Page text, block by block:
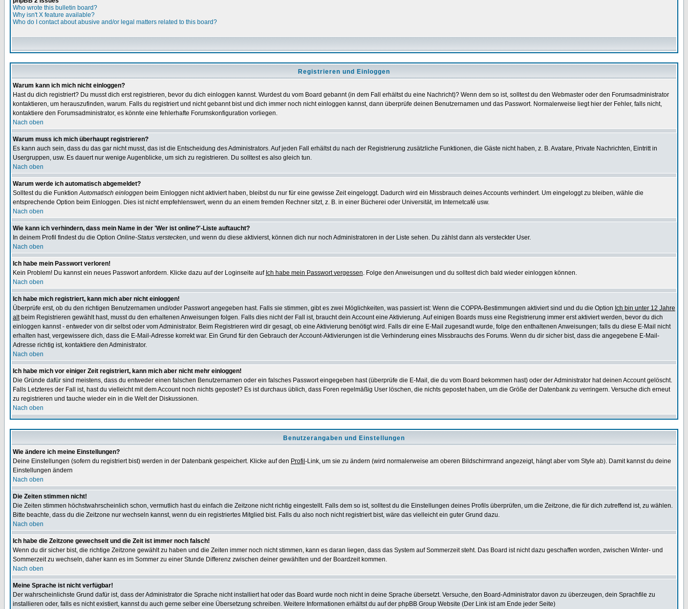
Who wrote this bulletin board?
Why isn't X feature available?
Who do I contact about abusive and/or legal matters related to this board?
Registrieren und Einloggen
Warum kann ich mich nicht einloggen?
Hast du dich registriert? Du musst dich erst registrieren, bevor du dich einloggen kannst. Wurdest du vom Board gebannt (in dem Fall erhältst du eine Nachricht)? Wenn dem so ist, solltest du den Webmaster oder den Forumsadministrator
kontaktieren, um herauszufinden, warum. Falls du registriert und nicht gebannt bist und dich immer noch nicht einloggen kannst, dann überprüfe deinen Benutzernamen und das Passwort. Normalerweise liegt hier der Fehler, falls nicht,
kontaktiere den Forumsadministrator, es könnte eine fehlerhafte Forumskonfiguration vorliegen.
Nach oben
Warum muss ich mich überhaupt registrieren?
Es kann auch sein, dass du das gar nicht musst, das ist die Entscheidung des Administrators. Auf jeden Fall erhältst du nach der Registrierung zusätzliche Funktionen, die Gäste nicht haben, z. B. Avatare, Private Nachrichten, Eintritt in
Usergruppen, usw. Es dauert nur wenige Augenblicke, um sich zu registrieren. Du solltest es also gleich tun.
Nach oben
Warum werde ich automatisch abgemeldet?
Solltest du die FunktionAutomatisch einloggen beim Einloggen nicht aktiviert haben, bleibst du nur für eine gewisse Zeit eingeloggt. Dadurch wird ein Missbrauch deines Accounts verhindert. Um eingeloggt zu bleiben, wähle die
entsprechende Option beim Einloggen. Dies ist nicht empfehlenswert, wenn du an einem fremden Rechner sitzt, z. B. in einer Bücherei oder Universität, im Internetcafé usw.
Nach oben
Wie kann ich verhindern, dass mein Name in der 'Wer ist online?'-Liste auftaucht?
In deinem Profil findest du die Option Online-Status verstecken, und wenn du diese aktivierst, können dich nur noch Administratoren in der Liste sehen. Du zählst dann als versteckter User.
Nach oben
Ich habe mein Passwort verloren!
Kein Problem! Du kannst ein neues Passwort anfordern. Klicke dazu auf der Loginseite auf Ich habe mein Passwort vergessen. Folge den Anweisungen und du solltest dich bald wieder einloggen können.
Nach oben
Ich habe mich registriert, kann mich aber nicht einloggen!
Überprüfe erst, ob du den richtigen Benutzernamen und/oder Passwort angegeben hast. Falls sie stimmen, gibt es zwei Möglichkeiten, was passiert ist: Wenn die COPPA-Bestimmungen aktiviert sind und du die Option Ich bin unter 12 Jahre
altbeim Registrieren gewählt hast, musst du den erhaltenen Anweisungen folgen. Falls dies nicht der Fall ist, braucht dein Account eine Aktivierung. Auf einigen Boards muss eine Registrierung immer erst aktiviert werden, bevor du dich
einloggen kannst - entweder von dir selbst oder vom Administrator. Beim Registrieren wird dir gesagt, ob eine Aktivierung benötigt wird. Falls dir eine E-Mail zugesandt wurde, folge den enthaltenen Anweisungen; falls du diese E-Mail nicht
erhalten hast, vergewissere dich, dass die E-Mail-Adresse korrekt war. Ein Grund für den Gebrauch der Account-Aktivierungen ist die Verhinderung eines Missbrauchs des Forums. Wenn du dir sicher bist, dass die angegebene E-Mail-
Adresse richtig ist, kontaktiere den Administrator.
Nach oben
Ich habe mich vor einiger Zeit registriert, kann mich aber nicht mehr einloggen!
Die Gründe dafür sind meistens, dass du entweder einen falschen Benutzernamen oder ein falsches Passwort eingegeben hast (überprüfe die E-Mail, die du vom Board bekommen hast) oder der Administrator hat deinen Account gelöscht.
Falls Letzteres der Fall ist, hast du vielleicht mit dem Account noch nichts gepostet? Es ist durchaus üblich, dass Foren regelmäßig User löschen, die nichts gepostet haben, um die Größe der Datenbank zu verringern. Versuche dich erneut
zu registrieren und tauche wieder ein in die Welt der Diskussionen.
Nach oben
Benutzerangaben und Einstellungen
Wie ändere ich meine Einstellungen?
Deine Einstellungen (sofern du registriert bist) werden in der Datenbank gespeichert. Klicke auf den Profil -Link, um sie zu ändern (wird normalerweise am oberen Bildschirmrand angezeigt, hängt aber vom Style ab). Damit kannst du deine
Einstellungen ändern
Nach oben
Die Zeiten stimmen nicht!
Die Zeiten stimmen höchstwahrscheinlich schon, vermutlich hast du einfach die Zeitzone nicht richtig eingestellt. Falls dem so ist, solltest du die Einstellungen deines Profils überprüfen, um die Zeitzone, die für dich zutreffend ist, zu wählen.
Bitte beachte, dass du die Zeitzone nur wechseln kannst, wenn du ein registriertes Mitglied bist. Falls du also noch nicht registriert bist, wäre das vielleicht ein guter Grund dazu.
Nach oben
Ich habe die Zeitzone gewechselt und die Zeit ist immer noch falsch!
Wenn du dir sicher bist, die richtige Zeitzone gewählt zu haben und die Zeiten immer noch nicht stimmen, kann es daran liegen, dass das System auf Sommerzeit steht. Das Board ist nicht dazu geschaffen worden, zwischen Winter- und
Sommerzeit zu wechseln, daher kann es im Sommer zu einer Stunde Differenz zwischen deiner gewählten und der Boardzeit kommen.
Nach oben
Meine Sprache ist nicht verfügbar!
Der wahrscheinlichste Grund dafür ist, dass der Administrator die Sprache nicht installiert hat oder das Board wurde noch nicht in deine Sprache übersetzt. Versuche, den Board-Administrator davon zu überzeugen, dein Sprachfile zu
installieren oder, falls es nicht existiert, kannst du auch gerne selber eine Übersetzung schreiben. Weitere Informationen erhältst du auf der phpBB Group Website (Der Link ist am Ende jeder Seite)